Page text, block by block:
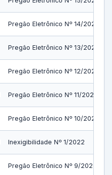
Pregão Eletrônico Nº 14/2022
Pregão Eletrônico Nº 13/2022
Pregão Eletrônico Nº 12/2022
Pregão Eletrônico Nº 11/2022
Pregão Eletrônico Nº 10/2022
Inexigibilidade Nº 1/2022
Pregão Eletrônico Nº 9/2022